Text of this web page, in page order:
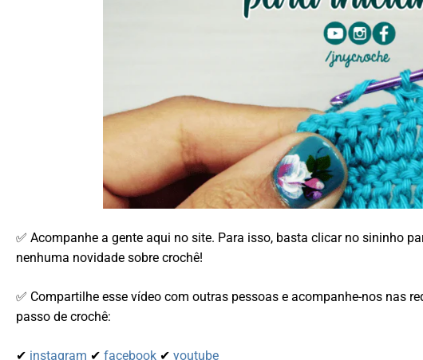
✅ Acompanhe a gente aqui no site. Para isso, basta clicar no sininho
nenhuma novidade sobre crochê!
✅ Compartilhe esse vídeo com outras pessoas e acompanhe-nos nas
passo de crochê:
✔ instagram ✔facebook ✔youtube